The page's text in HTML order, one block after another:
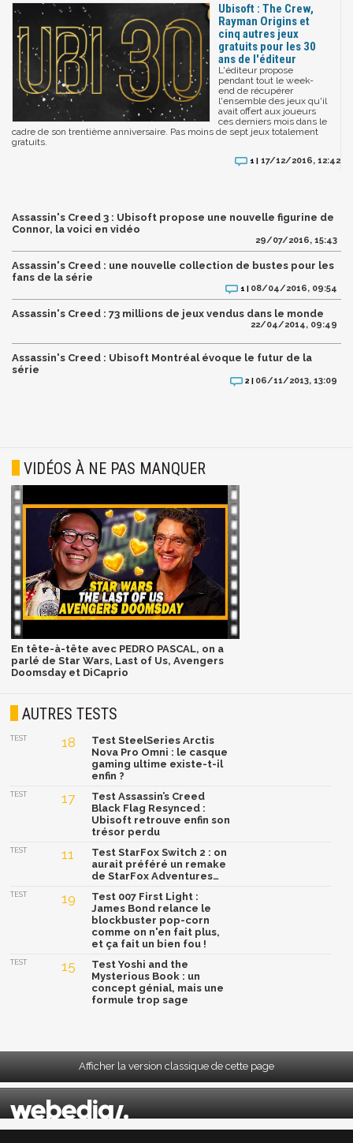
Ubisoft : The Crew,
Rayman Origins et
cinq autres jeux
gratuits pour les 30
ans de l'éditeur
L'éditeur propose
pendant tout le week-
end de récupérer
l'ensemble des jeux qu'il
avait offert aux joueurs
ces derniers mois dans le
cadre de son trentième anniversaire. Pas moins de sept jeux totalement
gratuits.
1 | 17/12/2016, 12:42
Assassin's Creed 3 : Ubisoft propose une nouvelle figurine de
Connor, la voici en vidéo
29/07/2016, 15:43
Assassin's Creed : une nouvelle collection de bustes pour les
fans de la série
1 | 08/04/2016, 09:54
Assassin's Creed : 73 millions de jeux vendus dans le monde
22/04/2014, 09:49
Assassin's Creed : Ubisoft Montréal évoque le futur de la
série
2 | 06/11/2013, 13:09
VIDÉOS À NE PAS MANQUER
En tête-à-tête avec PEDRO PASCAL, on a
parlé de Star Wars, Last of Us, Avengers
Doomsday et DiCaprio
AUTRES TESTS
TEST 18
Test SteelSeries Arctis
Nova Pro Omni : le casque
gaming ultime existe-t-il
enfin ?
TEST 17
Test Assassin’s Creed
Black Flag Resynced :
Ubisoft retrouve enfin son
trésor perdu
TEST 11
Test StarFox Switch 2 : on
aurait préféré un remake
de StarFox Adventures…
TEST 19
Test 007 First Light :
James Bond relance le
blockbuster pop-corn
comme on n'en fait plus,
et ça fait un bien fou !
TEST 15
Test Yoshi and the
Mysterious Book : un
concept génial, mais une
formule trop sage
Afficher la version classique de cette page